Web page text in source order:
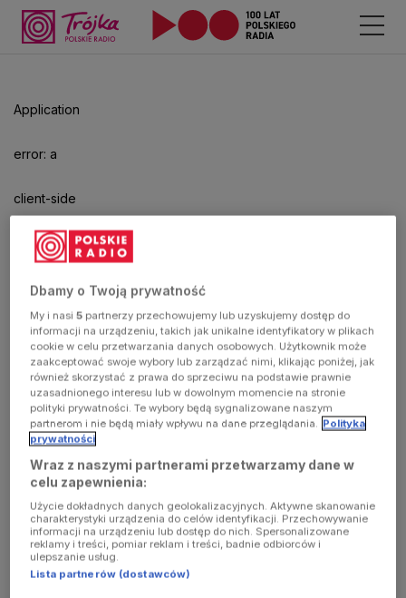
Application
error: a
client-side
exception
has
occurred
(see the
browser
console for
more
information)
Dbamy o Twoją prywatność
My i nasi5 partnerzy przechowujemy lub uzyskujemy dostęp do
informacji na urządzeniu, takich jak unikalne identyfikatory w plikach
cookie w celu przetwarzania danych osobowych. Użytkownik może
zaakceptować swoje wybory lub zarządzać nimi, klikając poniżej, jak
również skorzystać z prawa do sprzeciwu na podstawie prawnie
uzasadnionego interesu lub w dowolnym momencie na stronie
polityki prywatności. Te wybory będą sygnalizowane naszym
partnerom i nie będą miały wpływu na dane przeglądania. Polityka
prywatności
Wraz z naszymi partnerami przetwarzamy dane w
celu zapewnienia:
Użycie dokładnych danych geolokalizacyjnych. Aktywne skanowanie
charakterystyki urządzenia do celów identyfikacji. Przechowywanie
informacji na urządzeniu lub dostęp do nich. Spersonalizowane
reklamy i treści, pomiar reklam i treści, badnie odbiorców i
ulepszanie usług.
Lista partnerów (dostawców)